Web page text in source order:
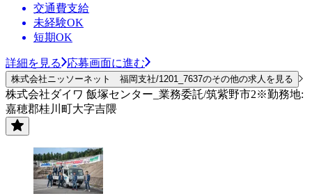
交通費支給
未経験OK
短期OK
詳細を見る 応募画面に進む
株式会社ニッソーネット 福岡支社/1201_7637のその他の求人を見る
株式会社ダイワ 飯塚センター_業務委託/筑紫野市2※勤務地:
嘉穂郡桂川町大字吉隈